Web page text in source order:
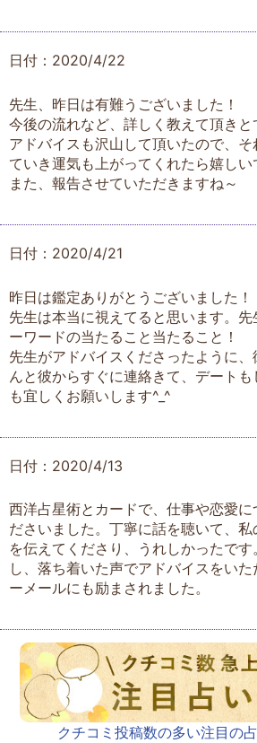
日付：2020/4/22
先生、昨日は有難うございました！
今後の流れなど、詳しく教えて頂きと
アドバイスも沢山して頂いたので、
ていき運気も上がってくれたら嬉し
また、報告させていただきますね～
日付：2020/4/21
昨日は鑑定ありがとうございました！
先生は本当に視えてると思います。
ーワードの当たること当たること！
先生がアドバイスくださったように
んと彼からすぐに連絡きて、デート
も宜しくお願いします^_^
日付：2020/4/13
西洋占星術とカードで、仕事や恋愛に
ださいました。丁寧に話を聴いて、
を伝えてくださり、うれしかったで
し、落ち着いた声でアドバイスをい
ーメールにも励まされました。
クチコミ投稿数の多い注目の